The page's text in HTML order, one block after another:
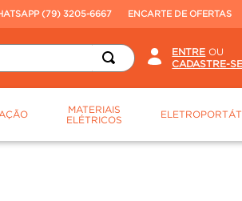
(79) 3205-6667 ENCARTE DE OFERTAS
OU
MATERIAIS
ELÉTRICOS